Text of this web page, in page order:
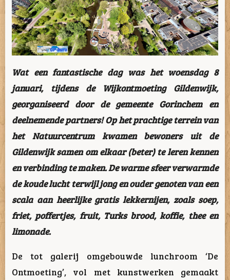
Wat een fantastische dag was het woensdag 8
januari, tijdens de Wijkontmoeting Gildenwijk,
georganiseerd door de gemeente Gorinchem en
deelnemende partners! Op het prachtige terrein van
het Natuurcentrum kwamen bewoners uit de
Gildenwijk samen om elkaar (beter) te leren kennen
en verbinding te maken. De warme sfeer verwarmde
de koude lucht terwijl jong en ouder genoten van een
scala aan heerlijke gratis lekkernijen, zoals soep,
friet, poffertjes, fruit, Turks brood, koffie, thee en
limonade.
De tot galerij omgebouwde lunchroom ‘De
Ontmoeting’, vol met kunstwerken gemaakt